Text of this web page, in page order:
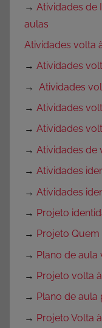
→ Atividades de
aulas
Atividades volta
→ Atividades
→ Atividades
→ Atividades
→ Atividades
→ Atividades de
→ Atividades
→ Atividades
→ Projeto
→ Projeto Quem
→ Plano de aula
→ Projeto volta
→ Plano de aula
→ Projeto Volta